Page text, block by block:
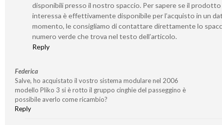
disponibili presso il nostro spaccio. Per sapere se il prodotto
interessa è effettivamente disponibile per l’acquisto in un
momento, le consigliamo di contattare direttamente lo
numero verde che trova nel testo dell’articolo.
Reply
Federica
Salve, ho acquistato il vostro sistema modulare nel 2006
modello Pliko 3 si è rotto il gruppo cinghie del passeggino è
possibile averlo come ricambio?
Reply